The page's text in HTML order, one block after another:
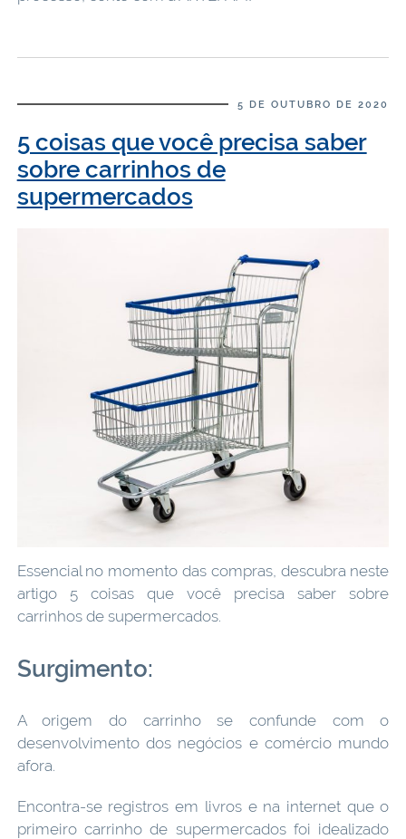
5 DE OUTUBRO DE 2020
5 coisas que você precisa saber
sobre carrinhos de
supermercados
Essencial no momento das compras, descubra neste
artigo 5 coisas que você precisa saber sobre
carrinhos de supermercados.
Surgimento:
A origem do carrinho se confunde com o
desenvolvimento dos negócios e comércio mundo
afora.
Encontra-se registros em livros e na internet que o
primeiro carrinho de supermercados foi idealizado